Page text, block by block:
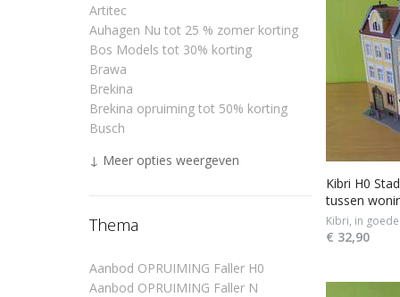
Artitec
Auhagen Nu tot 25 % zomer korting
Bos Models tot 30% korting
Brawa
Brekina
Brekina opruiming tot 50% korting
Busch
↓ Meer opties weergeven
Thema
Aanbod OPRUIMING Faller H0
Aanbod OPRUIMING Faller N
Kibri H0
tussen
Kibri, in
€ 32,90